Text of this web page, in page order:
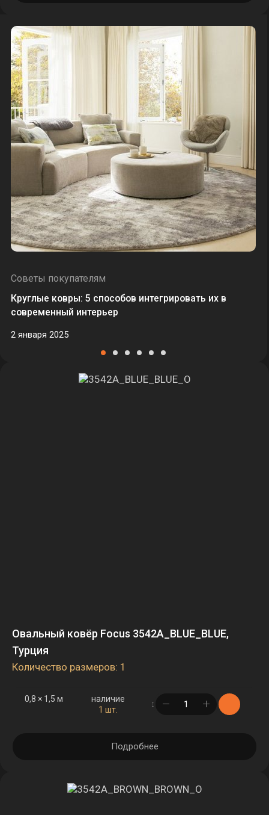
Советы покупателям
2 января 2025
Круглые ковры: 5 способов интегрировать их в
современный интерьер
Овальный ковёр Focus 3542A_BLUE_BLUE,
Турция
Количество размеров: 1
0,8 × 1,5 м
наличие
1 шт.
в корзине
Подробнее